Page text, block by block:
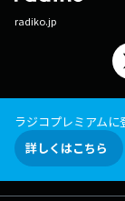
radiko.jp
ラジコプレミアム
詳しくはこちら